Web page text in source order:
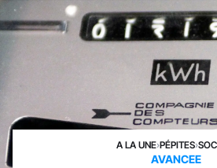
A LA UNE›PÉPITES›
AVANCEE